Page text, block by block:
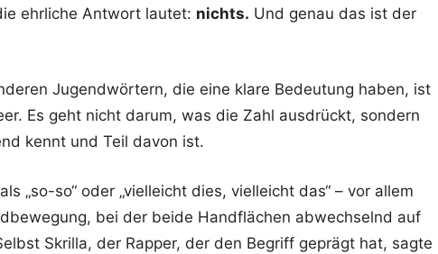
ehrliche Antwort lautet: nichts. Und genau das ist der
Jugendwörtern, die eine klare Bedeutung haben, ist
Es geht nicht darum, was die Zahl ausdrückt, sondern
kennt und Teil davon ist.
„so-so“ oder „vielleicht dies, vielleicht das“ – vor allem
bei der beide Handflächen abwechselnd auf
Skrilla, der Rapper, der den Begriff geprägt hat, sagte